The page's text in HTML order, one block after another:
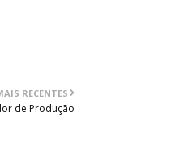
RECENTES
de Produção